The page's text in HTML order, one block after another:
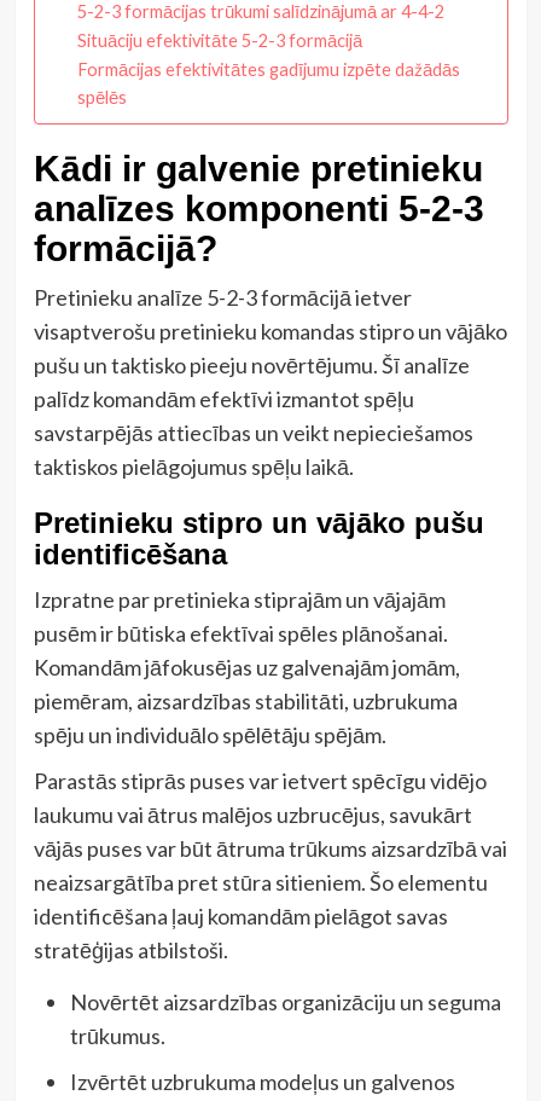
5-2-3 formācijas trūkumi salīdzinājumā ar 4-4-2
Situāciju efektivitāte 5-2-3 formācijā
Formācijas efektivitātes gadījumu izpēte dažādās
spēlēs
Kādi ir galvenie pretinieku
analīzes komponenti 5-2-3
formācijā?
Pretinieku analīze 5-2-3 formācijā ietver
visaptverošu pretinieku komandas stipro un vājāko
pušu un taktisko pieeju novērtējumu. Šī analīze
palīdz komandām efektīvi izmantot spēļu
savstarpējās attiecības un veikt nepieciešamos
taktiskos pielāgojumus spēļu laikā.
Pretinieku stipro un vājāko pušu
identificēšana
Izpratne par pretinieka stiprajām un vājajām
pusēm ir būtiska efektīvai spēles plānošanai.
Komandām jāfokusējas uz galvenajām jomām,
piemēram, aizsardzības stabilitāti, uzbrukuma
spēju un individuālo spēlētāju spējām.
Parastās stiprās puses var ietvert spēcīgu vidējo
laukumu vai ātrus malējos uzbrucējus, savukārt
vājās puses var būt ātruma trūkums aizsardzībā vai
neaizsargātība pret stūra sitieniem. Šo elementu
identificēšana ļauj komandām pielāgot savas
stratēģijas atbilstoši.
Novērtēt aizsardzības organizāciju un seguma
trūkumus.
Izvērtēt uzbrukuma modeļus un galvenos